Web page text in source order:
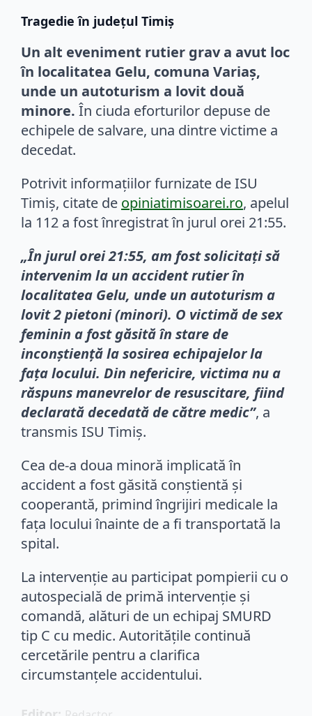
Tragedie în județul Timiș
Un alt eveniment rutier grav a avut loc
în localitatea Gelu, comuna Variaș,
unde un autoturism a lovit două
minore. În ciuda eforturilor depuse de
echipele de salvare, una dintre victime a
decedat.
Potrivit informațiilor furnizate de ISU
Timiș, citate de opiniatimisoarei.ro, apelul
la 112 a fost înregistrat în jurul orei 21:55.
„În jurul orei 21:55, am fost solicitați să
intervenim la un accident rutier în
localitatea Gelu, unde un autoturism a
lovit 2 pietoni (minori). O victimă de sex
feminin a fost găsită în stare de
inconștiență la sosirea echipajelor la
fața locului. Din nefericire, victima nu a
răspuns manevrelor de resuscitare, fiind
declarată decedată de către medic”, a
transmis ISU Timiș.
Cea de-a doua minoră implicată în
accident a fost găsită conștientă și
cooperantă, primind îngrijiri medicale la
fața locului înainte de a fi transportată la
spital.
La intervenție au participat pompierii cu o
autospecială de primă intervenție și
comandă, alături de un echipaj SMURD
tip C cu medic. Autoritățile continuă
cercetările pentru a clarifica
circumstanțele accidentului.